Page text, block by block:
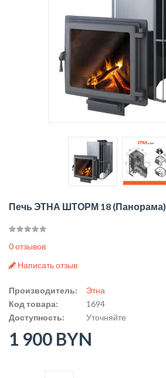
Печь ЭТНА ШТОРМ 18 (Панорама)
0 отзывов
Написать отзыв
Производитель:
Этна
Код товара:
1694
Доступность:
Уточняйте
1 900 BYN